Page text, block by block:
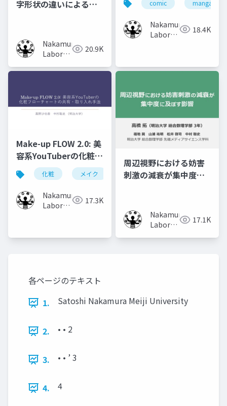
字形状の違いによる記
Nakamura
Laboratory
University)
20.9K
Recollect the
Content of Previous
Volumes
comic manga
Nakamura
Laboratory 18.4K
Make-up FLOW 2.0: 美
容系YouTuberの化粧フ
ローチャートの共有・
取り入れ手法
化粧 メイク 化粧工程 フローチャート
Nakamura
Laboratory 17.3K
周辺視野における妨害
刺激の減衰が集中度に
Nakamura
Laboratory 17.1K
各ページのテキスト
1.
Satoshi Nakamura Meiji University
2. • • 2
3. • • ’ 3
4. 4